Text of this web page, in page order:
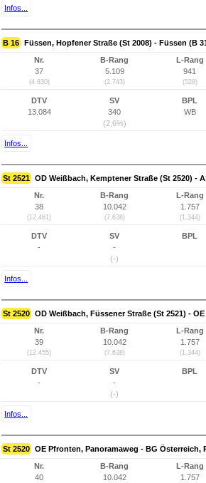
Infos...
B 16 Füssen, Hopfener Straße (St 2008) - Füssen (B
Nr.
37
(4.830)
B-Rang
5.109
(2.743)
L-Rang
941
(528)
DTV
13.084
SV
340
(2,6%)
BPL
WB
Infos...
St 2521 OD Weißbach, Kemptener Straße (St 2520) -
Nr.
38
(12.461)
B-Rang
10.042
(7.638)
L-Rang
1.757
(1.344)
DTV
-
SV
-
(-)
BPL
Infos...
St 2520 OD Weißbach, Füssener Straße (St 2521) -
Nr.
39
(12.455)
B-Rang
10.042
(7.638)
L-Rang
1.757
(1.344)
DTV
-
SV
-
(-)
BPL
Infos...
St 2520 OE Pfronten, Panoramaweg - BG Österreich,
Nr.
40
B-Rang
10.042
L-Rang
1.757